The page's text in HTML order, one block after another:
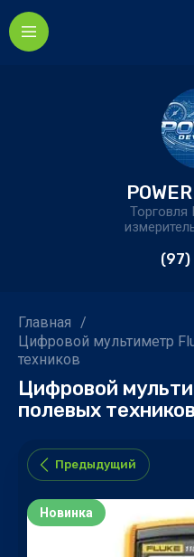
Торговля
(97)
Главная /
Цифровой мультиметр
техников
Цифровой
полевых техников
Предыдущий
Новинка